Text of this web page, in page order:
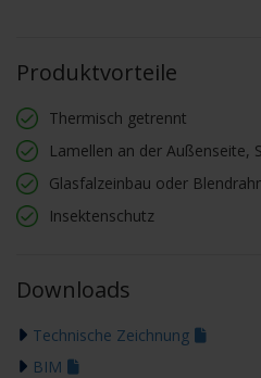
Produktvorteile
Thermisch getrennt
Lamellen an der Außenseite,
Glasfalzeinbau oder
Insektenschutz
Downloads
Technische Zeichnung
BIM